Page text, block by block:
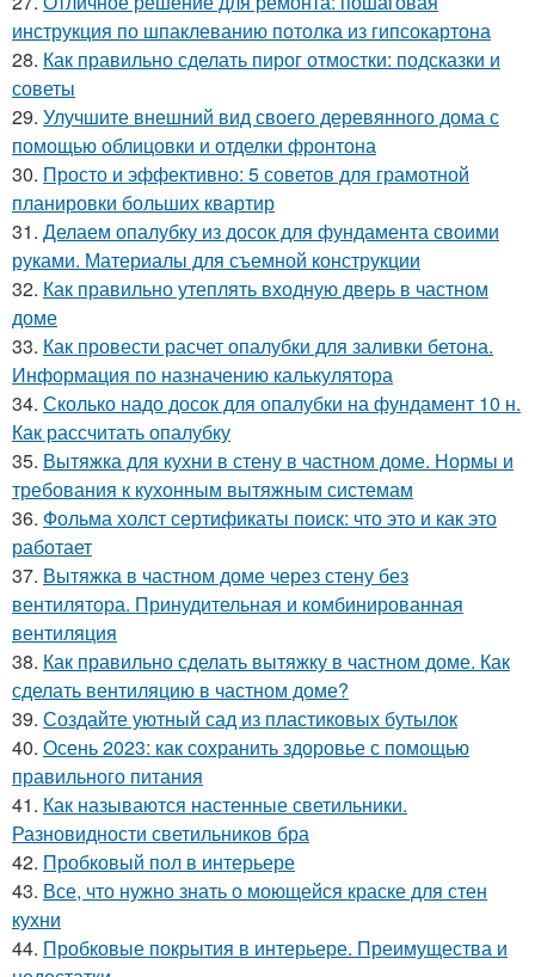
инструкция по шпаклеванию потолка из гипсокартона
28. Как правильно сделать пирог отмостки: подсказки и
советы
29. Улучшите внешний вид своего деревянного дома с
помощью облицовки и отделки фронтона
30. Просто и эффективно: 5 советов для грамотной
планировки больших квартир
31. Делаем опалубку из досок для фундамента своими
руками. Материалы для съемной конструкции
32. Как правильно утеплять входную дверь в частном
доме
33. Как провести расчет опалубки для заливки бетона.
Информация по назначению калькулятора
34. Сколько надо досок для опалубки на фундамент 10 н.
Как рассчитать опалубку
35. Вытяжка для кухни в стену в частном доме. Нормы и
требования к кухонным вытяжным системам
36. Фольма холст сертификаты поиск: что это и как это
работает
37. Вытяжка в частном доме через стену без
вентилятора. Принудительная и комбинированная
вентиляция
38. Как правильно сделать вытяжку в частном доме. Как
сделать вентиляцию в частном доме?
39. Создайте уютный сад из пластиковых бутылок
40. Осень 2023: как сохранить здоровье с помощью
правильного питания
41. Как называются настенные светильники.
Разновидности светильников бра
42. Пробковый пол в интерьере
43. Все, что нужно знать о моющейся краске для стен
кухни
44. Пробковые покрытия в интерьере. Преимущества и